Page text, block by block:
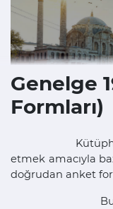
Genelge
Formları)
etmek amacıyla
doğrudan anket
Bu tür